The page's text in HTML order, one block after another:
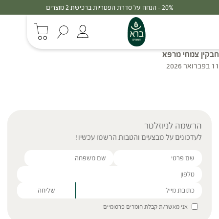
20% - הנחה על סדרת הפטריות ברכישת 2 מוצרים
חבקין צמחי מרפא
11 בפברואר 2026
הרשמה לניוזלטר
לעדכונים על מבצעים והטבות הרשמו עכשיו!
Please leave this field empty.
אני מאשר/ת קבלת חומרים פרסומיים